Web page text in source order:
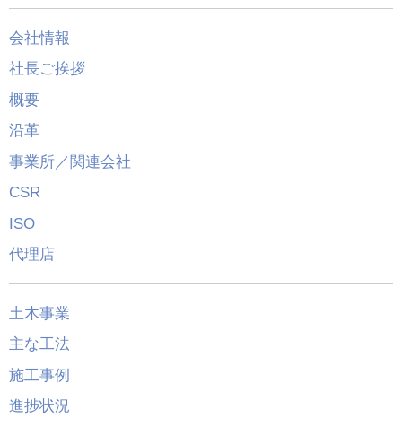
会社情報
社長ご挨拶
概要
沿革
事業所／関連会社
CSR
ISO
代理店
土木事業
主な工法
施工事例
進捗状況